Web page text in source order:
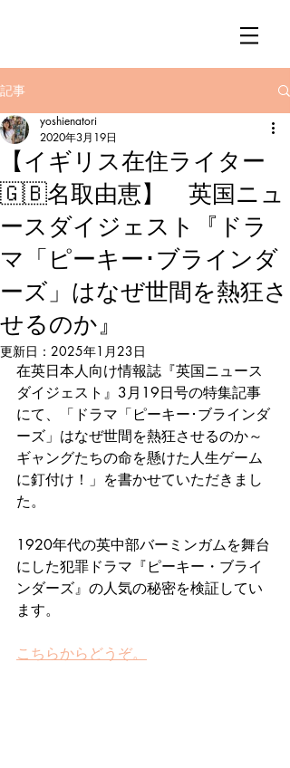
記事
【イギリス在住ライター
🇬🇧名取由恵】 英国ニュ
ースダイジェスト『ドラ
マ「ピーキー･ブラインダ
ーズ」はなぜ世間を熱狂さ
せるのか』
yoshienatori
2020年3月19日
更新日： 2025年1月23日
在英日本人向け情報誌『英国ニュース
ダイジェスト』3月19日号の特集記事
にて、「ドラマ「ピーキー･ブラインダ
ーズ」はなぜ世間を熱狂させるのか～
ギャングたちの命を懸けた人生ゲーム
に釘付け！」を書かせていただきまし
た。
1920年代の英中部バーミンガムを舞台
にした犯罪ドラマ『ピーキー・ブライ
ンダーズ』の人気の秘密を検証してい
ます。
こちらからどうぞ。